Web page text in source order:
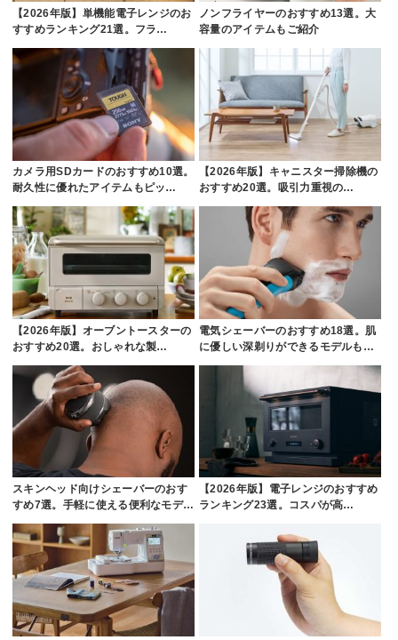
【2026年版】単機能電子レンジのお
すすめランキング21選。フラ…
ノンフライヤーのおすすめ13選。大
容量のアイテムもご紹介
カメラ用SDカードのおすすめ10選。
耐久性に優れたアイテムもピッ…
【2026年版】キャニスター掃除機の
おすすめ20選。吸引力重視の…
【2026年版】オーブントースターの
おすすめ20選。おしゃれな製…
電気シェーバーのおすすめ18選。肌
に優しい深剃りができるモデルも…
スキンヘッド向けシェーバーのおす
すめ7選。手軽に使える便利なモデ…
【2026年版】電子レンジのおすすめ
ランキング23選。コスパが高…